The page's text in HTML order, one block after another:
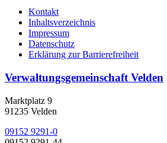
Kontakt
Inhaltsverzeichnis
Impressum
Datenschutz
Erklärung zur Barrierefreiheit
Verwaltungsgemeinschaft Velden
Marktplatz 9
91235 Velden
09152 9291-0